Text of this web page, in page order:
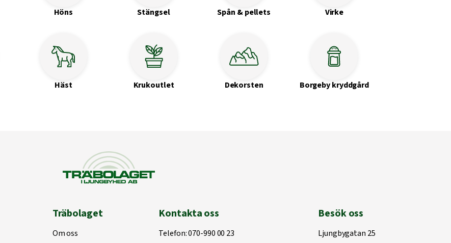
Höns Stängsel Spån & pellets Virke
Häst Krukoutlet Dekorsten Borgeby kryddgård
Träbolaget
Om oss
Kontakta oss
Telefon:070-990 00 23
Besök oss
Ljungbygatan 25